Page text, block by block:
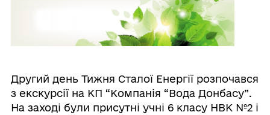
Другий день Тижня Сталої Енергії розпочався
з екскурсії на КП “Компанія “Вода Донбасу”.
На заході були присутні учні 6 класу НВК №2 і